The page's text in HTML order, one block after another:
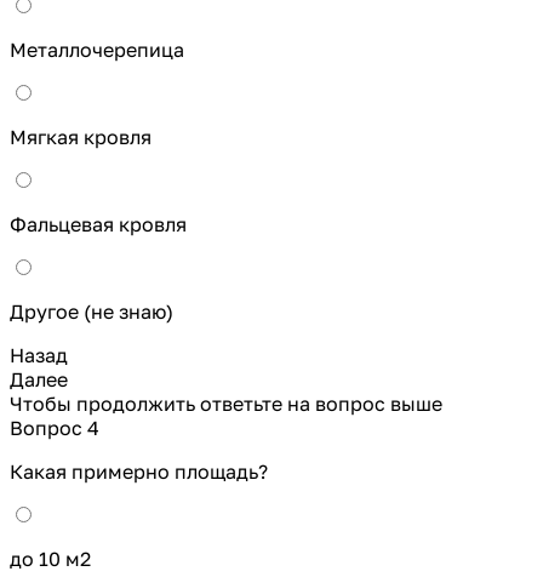
Металлочерепица
Мягкая кровля
Фальцевая кровля
Другое (не знаю)
Назад
Далее
Чтобы продолжить ответьте на вопрос выше
Вопрос 4
Какая примерно площадь?
до 10 м2